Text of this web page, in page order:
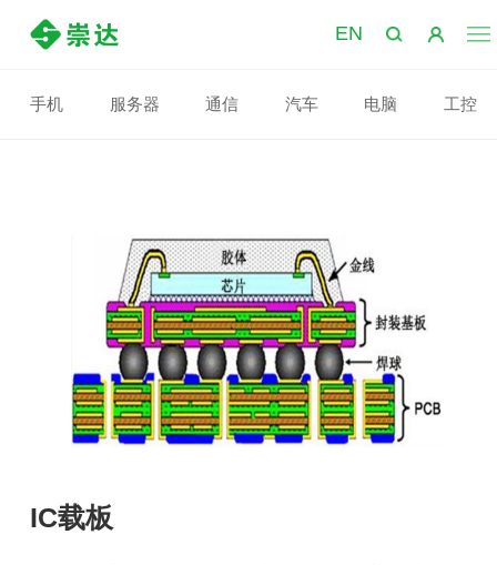
EN
IC载板
手机 服务器 通信 汽车 电脑 工控
IC载板